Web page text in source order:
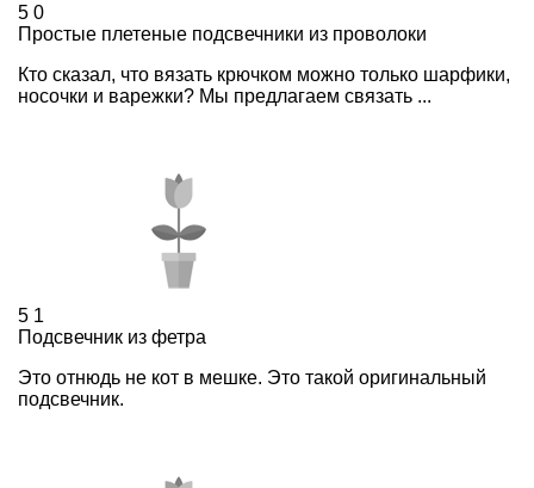
5 0
Простые плетеные подсвечники из проволоки
Кто сказал, что вязать крючком можно только шарфики,
носочки и варежки? Мы предлагаем связать ...
5 1
Подсвечник из фетра
Это отнюдь не кот в мешке. Это такой оригинальный
подсвечник.